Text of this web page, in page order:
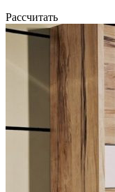
Рассчитать